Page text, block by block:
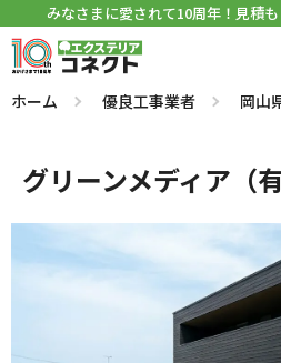
みなさまに愛されて10周年！見積
ホーム 優良工事業者 岡山
グリーンメディア（有